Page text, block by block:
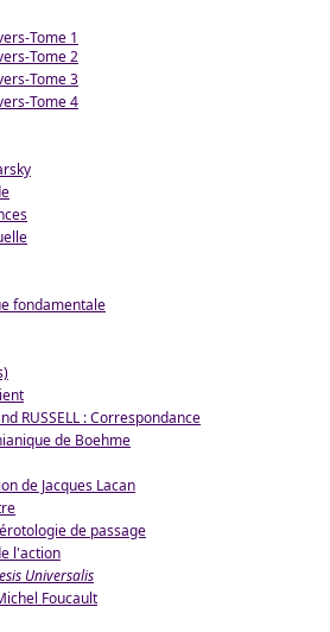
Tome 1
Tome 2
Tome 3
Tome 4
fondamentale
RUSSELL : Correspondance
de Boehme
de Jacques Lacan
de passage
l'action
Universalis
Foucault